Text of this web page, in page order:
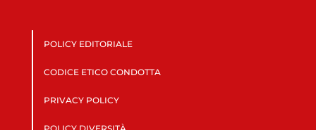
POLICY EDITORIALE
CODICE ETICO CONDOTTA
PRIVACY POLICY